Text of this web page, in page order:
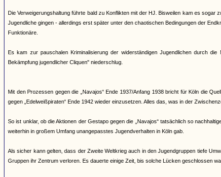
Die Verweigerungshaltung führte bald zu Konflikten mit der HJ. Bisweilen kam es
Jugendliche gingen - allerdings erst später unter den chaotischen Bedingungen der
Funktionäre.
Es kam zur pauschalen Kriminalisierung der widerständigen Jugendlichen durch
Bekämpfung jugendlicher Cliquen" niederschlug.
Mit den Prozessen gegen die „Navajos“ Ende 1937/Anfang 1938 bricht für Köln die
gegen „Edelweißpiraten“ Ende 1942 wieder einzusetzen. Alles das, was in der
So ist unklar, ob die Aktionen der Gestapo gegen die „Navajos“ tatsächlich so
weiterhin in großem Umfang unangepasstes Jugendverhalten in Köln gab.
Als sicher kann gelten, dass der Zweite Weltkrieg auch in den Jugendgruppen tiefe
Gruppen ihr Zentrum verloren. Es dauerte einige Zeit, bis solche Lücken geschlossen